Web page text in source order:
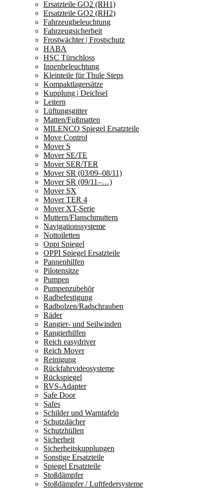
Ersatzteile GO2 (RH1)
Ersatzteile GO2 (RH2)
Fahrzeugbeleuchtung
Fahrzeugsicherheit
Frostwächter | Frostschutz
HABA
HSC Türschloss
Innenbeleuchtung
Kleinteile für Thule Steps
Kompaktlagersätze
Kupplung | Deichsel
Leitern
Lüftungsgitter
Matten/Fußmatten
MILENCO Spiegel Ersatzteile
Move Control
Mover S
Mover SE/TE
Mover SER/TER
Mover SR (03/09–08/11)
Mover SR (09/11–…)
Mover SX
Mover TER 4
Mover XT-Serie
Muttern/Flanschmuttern
Navigationssysteme
Nottoiletten
Oppi Spiegel
OPPI Spiegel Ersatzteile
Pannenhilfen
Pilotensitze
Pumpen
Pumpenzubehör
Radbefestigung
Radbolzen/Radschrauben
Räder
Rangier- und Seilwinden
Rangierhilfen
Reich easydriver
Reich Mover
Reinigung
Rückfahrvideosysteme
Rückspiegel
RVS-Adapter
Safe Door
Safes
Schilder und Warntafeln
Schutzdächer
Schutzhüllen
Sicherheit
Sicherheitskupplungen
Sonstige Ersatzteile
Spiegel Ersatzteile
Stoßdämpfer
Stoßdämpfer / Luftfedersysteme